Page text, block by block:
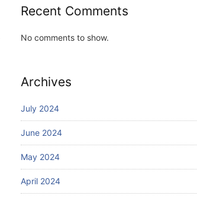
Recent Comments
No comments to show.
Archives
July 2024
June 2024
May 2024
April 2024